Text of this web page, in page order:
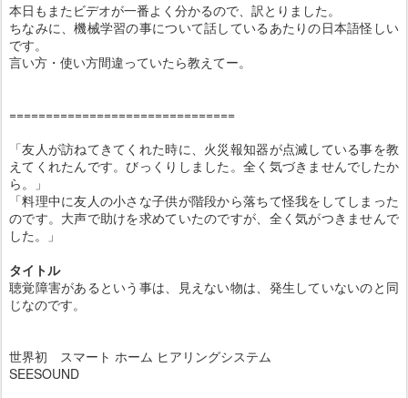
本日もまたビデオが一番よく分かるので、訳とりました。
ちなみに、機械学習の事について話しているあたりの日本語怪しい
です。
言い方・使い方間違っていたら教えてー。
===============================
「友人が訪ねてきてくれた時に、火災報知器が点滅している事を教
えてくれたんです。びっくりしました。全く気づきませんでしたか
ら。」
「料理中に友人の小さな子供が階段から落ちて怪我をしてしまった
のです。大声で助けを求めていたのですが、全く気がつきませんで
した。」
タイトル
聴覚障害があるという事は、見えない物は、発生していないのと同
じなのです。
世界初 スマート ホーム ヒアリングシステム
SEESOUND